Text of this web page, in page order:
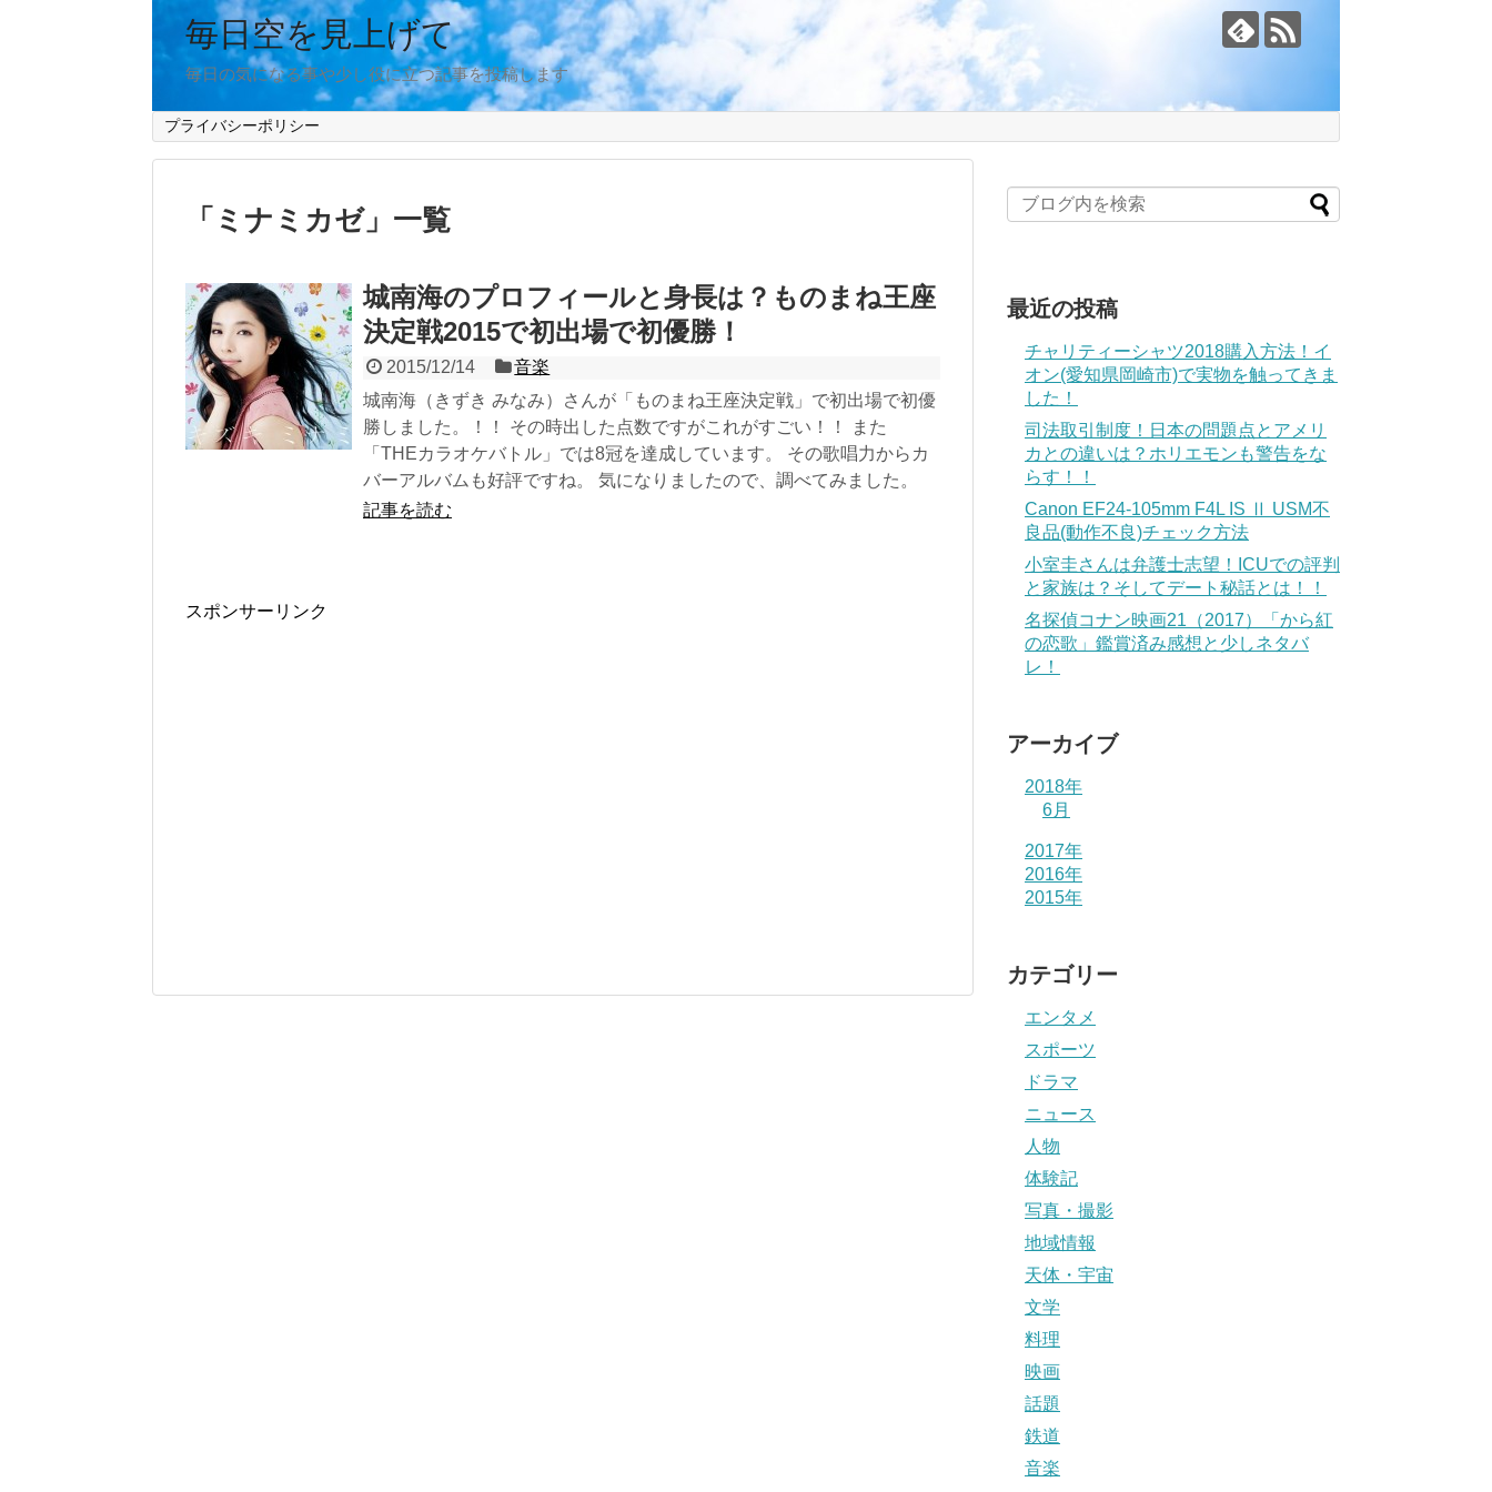
毎日空を見上げて
毎日の気になる事や少し役に立つ記事を投稿します
プライバシーポリシー
「 ミナミカゼ」 一覧
城南海のプロフィールと身長は？ものまね王座
決定戦2015で初出場で初優勝！
2015/12/14
音楽
城南海（きずき みなみ）さんが「ものまね王座決定戦」で初出場で初優
勝しました。！！ その時出した点数ですがこれがすごい！！ また
「THEカラオケバトル」では8冠を達成しています。 その歌唱力からカ
バーアルバムも好評ですね。 気になりましたので、調べてみました。
記事を読む
スポンサーリンク
最近の投稿
チャリティーシャツ2018購入方法！イ
オン(愛知県岡崎市)で実物を触ってきま
した！
司法取引制度！日本の問題点とアメリ
カとの違いは？ホリエモンも警告をな
らす！！
Canon EF24-105mm F4L IS Ⅱ USM不
良品(動作不良)チェック方法
小室圭さんは弁護士志望！ICUでの評判
と家族は？そしてデート秘話とは！！
名探偵コナン映画21（2017）「から紅
の恋歌」鑑賞済み感想と少しネタバ
レ！
アーカイブ
2018年
6月
2017年
2016年
2015年
カテゴリー
エンタメ
スポーツ
ドラマ
ニュース
人物
体験記
写真・撮影
地域情報
天体・宇宙
文学
料理
映画
話題
鉄道
音楽